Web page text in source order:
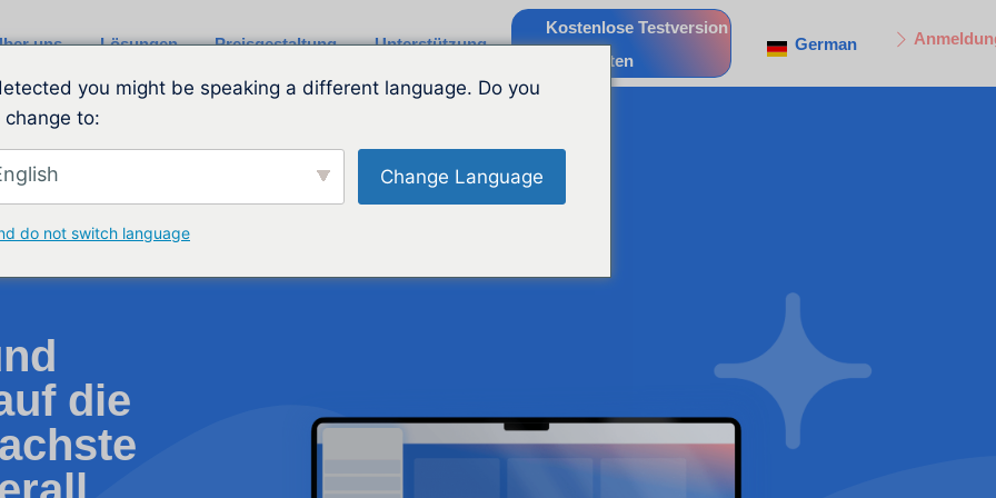
uns Lösungen Preisgestaltung Unterstützung
Kostenlose Testversion
Starten
German
die
you might be speaking a different language. Do you
to:
Change Language
do not switch language